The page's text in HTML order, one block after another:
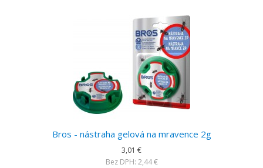
Bros - nástraha gelová na mravence 2g
3,01 €
Bez DPH: 2,44 €